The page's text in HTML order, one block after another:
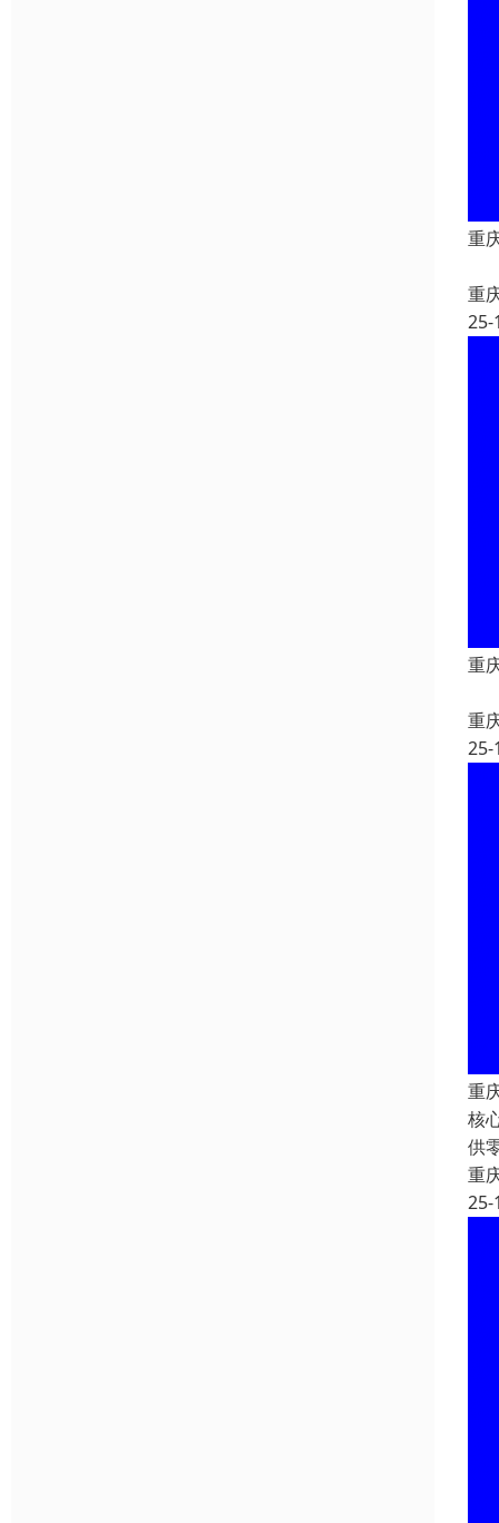
重
重
25-
重
重
25-
重
核
供
重
25-